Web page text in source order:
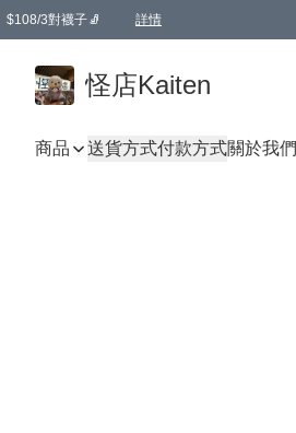
$108/3對襪子🧦 詳情
怪店Kaiten
商品 送貨方式付款方式關於我們